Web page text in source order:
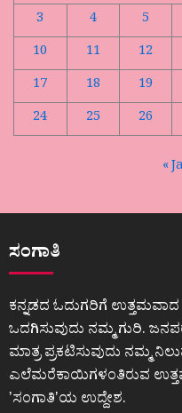
3
4 5
10
11 12
17
18 19
24
25 26
«
ಸಂಗಾತಿ
ಕನ್ನಡದ ಓದುಗರಿಗೆ ಉತ್ತಮವಾದ
ಒದಗಿಸುವುದು ನಮ್ಮ ಗುರಿ.
ಮಾತ್ರ ಪ್ರಕಟಿಸುವುದು ನಮ್ಮ
ಎಲೆಮರೆಕಾಯಿಗಳಂತಿರುವ
ʼಸಂಗಾತಿʼಯ ಉದ್ದೇಶ.